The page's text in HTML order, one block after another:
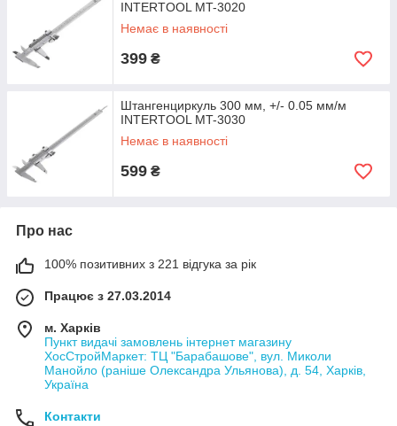
INTERTOOL MT-3020
Немає в наявності
399 ₴
Штангенциркуль 300 мм, +/- 0.05 мм/м
INTERTOOL MT-3030
Немає в наявності
599 ₴
Про нас
100% позитивних з 221 відгука за рік
Працює з 27.03.2014
м. Харків
Пункт видачі замовлень інтернет магазину
ХосСтройМаркет: ТЦ "Барабашове", вул. Миколи
Манойло (раніше Олександра Ульянова), д. 54, Харків,
Україна
Контакти